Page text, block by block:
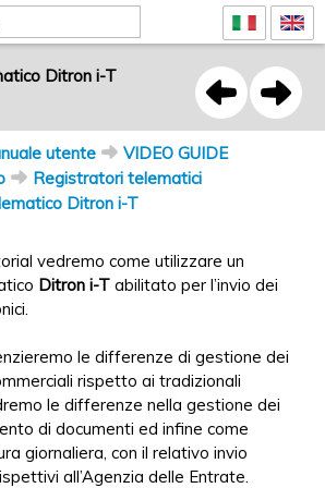
Ditron i-T
utente
VIDEO GUIDE
Registratori telematici
Ditron i-T
vedremo come utilizzare un
Ditron i-T abilitato per l’invio dei
le differenze di gestione dei
rispetto ai tradizionali
le differenze nella gestione dei
di documenti ed infine come
giornaliera, con il relativo invio
all’Agenzia delle Entrate.